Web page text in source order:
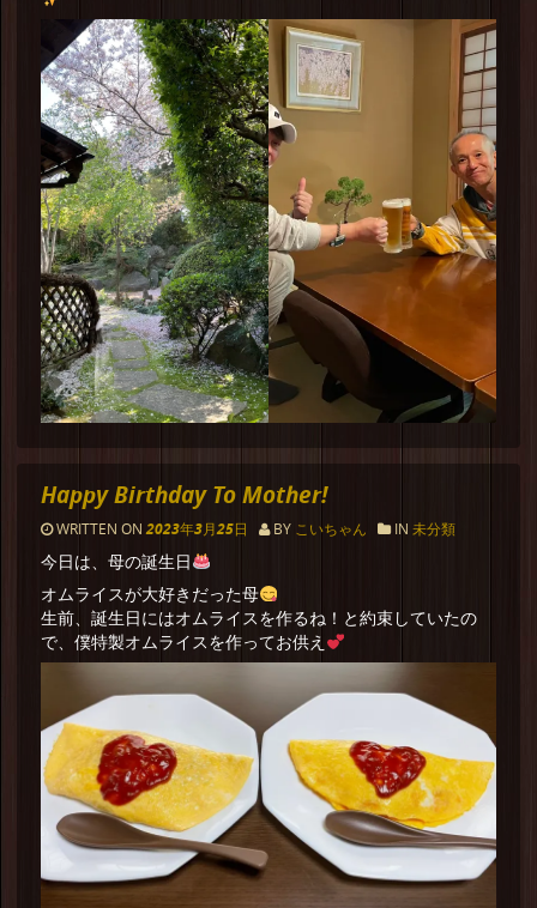
Happy Birthday To Mother!
WRITTEN ON 2023年3月25日 BY こいちゃん IN 未分類
今日は、母の誕生日
オムライスが大好きだった母
生前、誕生日にはオムライスを作るね！と約束していたの
で、僕特製オムライスを作ってお供え